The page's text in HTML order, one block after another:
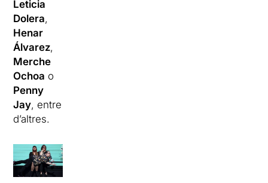
Leticia
Dolera,
Henar
Álvarez,
Merche
Ochoa o
Penny
Jay, entre
d’altres.